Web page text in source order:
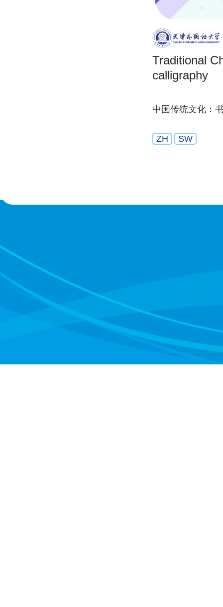
Traditional
calligraphy
中国传统文化：
ZH SW